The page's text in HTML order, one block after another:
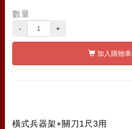
數量
- +
加入購物車
橫式兵器架+關刀1尺3用